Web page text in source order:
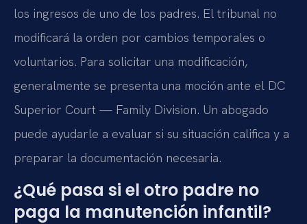
los ingresos de uno de los padres. El tribunal no
modificará la orden por cambios temporales o
voluntarios. Para solicitar una modificación,
generalmente se presenta una moción ante el DC
Superior Court — Family Division. Un abogado
puede ayudarle a evaluar si su situación califica y a
preparar la documentación necesaria.
¿Qué pasa si el otro padre no
paga la manutención infantil?